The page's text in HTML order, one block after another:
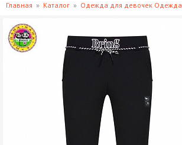
Главная » Каталог » Одежда для девочек Одежда